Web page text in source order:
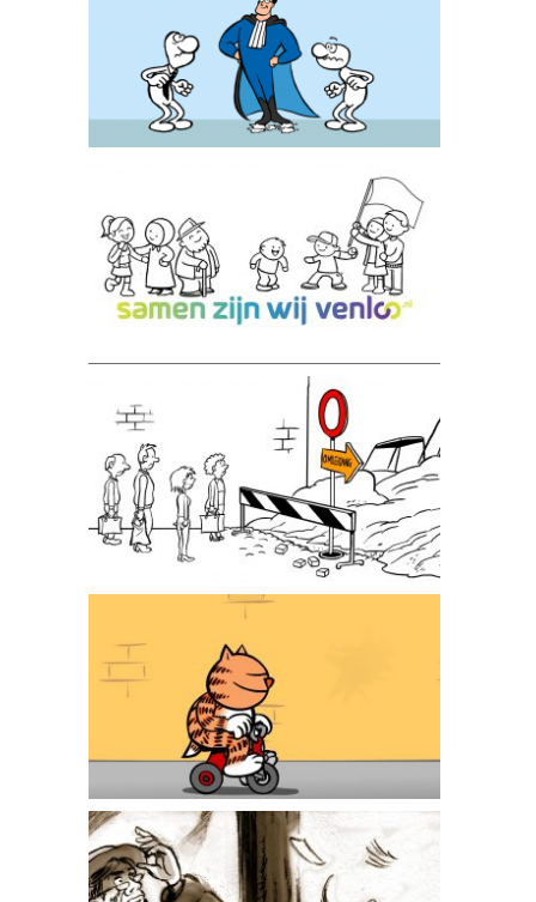
Ontslagadvocaat
Samen zijn wij Venlo
AGIV animatie
Heinz